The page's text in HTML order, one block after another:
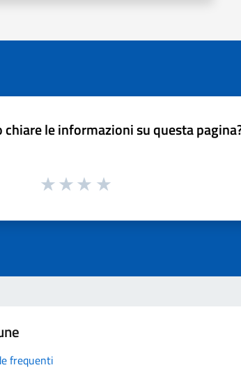
chiare le informazioni su questa
frequenti